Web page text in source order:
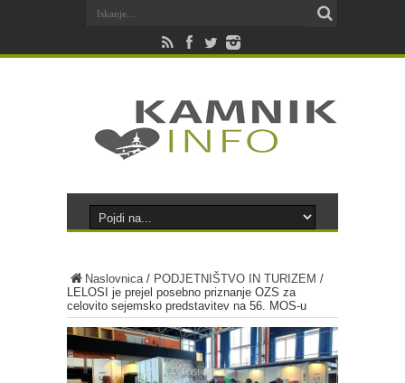
Naslovnica/ PODJETNIŠTVO IN TURIZEM /
LELOSI je prejel posebno priznanje OZS za
celovito sejemsko predstavitev na 56. MOS-u